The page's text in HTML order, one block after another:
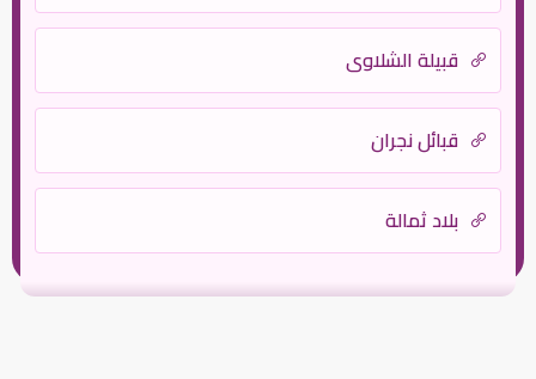
قبيلة الشلاوى
قبائل نجران
بلاد ثمالة